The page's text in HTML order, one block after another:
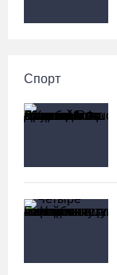
Спорт